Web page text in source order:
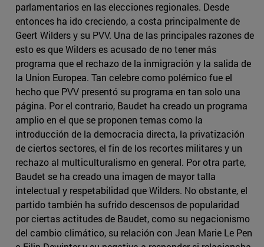
parlamentarios en las elecciones regionales. Desde
entonces ha ido creciendo, a costa principalmente de
Geert Wilders y su PVV. Una de las principales razones de
esto es que Wilders es acusado de no tener más
programa que el rechazo de la inmigración y la salida de
la Union Europea. Tan celebre como polémico fue el
hecho que PVV presentó su programa en tan solo una
página. Por el contrario, Baudet ha creado un programa
amplio en el que se proponen temas como la
introducción de la democracia directa, la privatización
de ciertos sectores, el fin de los recortes militares y un
rechazo al multiculturalismo en general. Por otra parte,
Baudet se ha creado una imagen de mayor talla
intelectual y respetabilidad que Wilders. No obstante, el
partido también ha sufrido descensos de popularidad
por ciertas actitudes de Baudet, como su negacionismo
del cambio climático, su relación con Jean Marie Le Pen